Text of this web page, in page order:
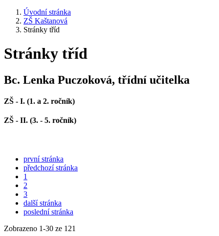
Úvodní stránka
ZŠ Kaštanová
Stránky tříd
Stránky tříd
Bc. Lenka Puczoková, třídní učitelka
ZŠ - I. (1. a 2. ročník)
ZŠ - II. (3. - 5. ročník)
první stránka
předchozí stránka
1
2
3
další stránka
poslední stránka
Zobrazeno 1-30 ze 121